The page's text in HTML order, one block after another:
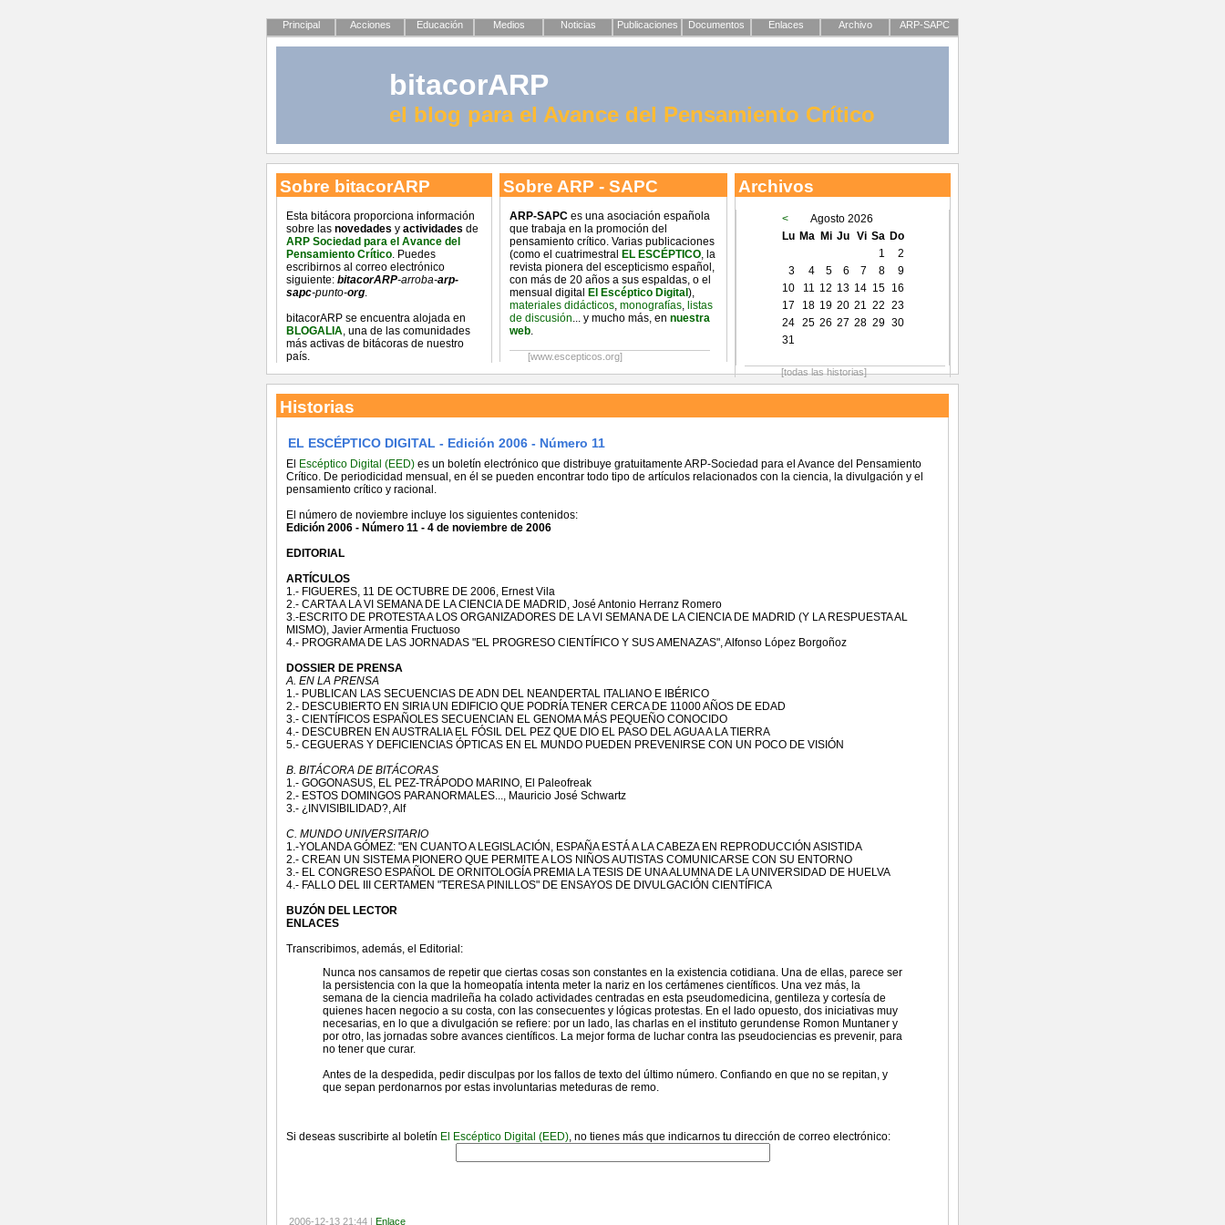
Principal Acciones Educación Medios Noticias Publicaciones Documentos Enlaces Archivo ARP-SAPC
bitacorARP
el blog para el Avance del Pensamiento Crítico
Sobre bitacorARP
Esta bitácora proporciona información
sobre las novedades y actividades de
ARP Sociedad para el Avance del
Pensamiento Crítico. Puedes
escribirnos al correo electrónico
siguiente: bitacorARP-arroba-arp-
sapc-punto-org.
bitacorARP se encuentra alojada en
BLOGALIA, una de las comunidades
más activas de bitácoras de nuestro
país.
Archivos
<
Agosto 2026
Lu Ma Mi Ju Vi Sa Do
1
2
3
4 5 6 7 8
9
10
11 12 13 14 15
16
17
18 19 20 21 22 23
24
25 26 27 28 29 30
31
[todas las historias]
Sobre ARP - SAPC
ARP-SAPC es una asociación española
que trabaja en la promoción del
pensamiento crítico. Varias publicaciones
(como el cuatrimestral EL ESCÉPTICO, la
revista pionera del escepticismo español,
con más de 20 años a sus espaldas, o el
mensual digital El Escéptico Digital ),
materiales didácticos, monografías, listas
de discusión... y mucho más, en nuestra
web.
[www.escepticos.org]
Historias
EL ESCÉPTICO DIGITAL - Edición 2006 - Número 11
El Escéptico Digital (EED) es un boletín electrónico que distribuye gratuitamente ARP-Sociedad para el Avance del Pensamiento
Crítico. De periodicidad mensual, en él se pueden encontrar todo tipo de artículos relacionados con la ciencia, la divulgación y el
pensamiento crítico y racional.
El número de noviembre incluye los siguientes contenidos:
Edición 2006 - Número 11 - 4 de noviembre de 2006
EDITORIAL
ARTÍCULOS
1.- FIGUERES, 11 DE OCTUBRE DE 2006, Ernest Vila
2.- CARTA A LA VI SEMANA DE LA CIENCIA DE MADRID, José Antonio Herranz Romero
3.-ESCRITO DE PROTESTA A LOS ORGANIZADORES DE LA VI SEMANA DE LA CIENCIA DE MADRID (Y LA RESPUESTA AL
MISMO), Javier Armentia Fructuoso
4.- PROGRAMA DE LAS JORNADAS "EL PROGRESO CIENTÍFICO Y SUS AMENAZAS", Alfonso López Borgoñoz
DOSSIER DE PRENSA
A. EN LA PRENSA
1.- PUBLICAN LAS SECUENCIAS DE ADN DEL NEANDERTAL ITALIANO E IBÉRICO
2.- DESCUBIERTO EN SIRIA UN EDIFICIO QUE PODRÍA TENER CERCA DE 11000 AÑOS DE EDAD
3.- CIENTÍFICOS ESPAÑOLES SECUENCIAN EL GENOMA MÁS PEQUEÑO CONOCIDO
4.- DESCUBREN EN AUSTRALIA EL FÓSIL DEL PEZ QUE DIO EL PASO DEL AGUA A LA TIERRA
5.- CEGUERAS Y DEFICIENCIAS ÓPTICAS EN EL MUNDO PUEDEN PREVENIRSE CON UN POCO DE VISIÓN
B. BITÁCORA DE BITÁCORAS
1.- GOGONASUS, EL PEZ-TRÁPODO MARINO, El Paleofreak
2.- ESTOS DOMINGOS PARANORMALES..., Mauricio José Schwartz
3.- ¿INVISIBILIDAD?, Alf
C. MUNDO UNIVERSITARIO
1.-YOLANDA GÓMEZ: "EN CUANTO A LEGISLACIÓN, ESPAÑA ESTÁ A LA CABEZA EN REPRODUCCIÓN ASISTIDA
2.- CREAN UN SISTEMA PIONERO QUE PERMITE A LOS NIÑOS AUTISTAS COMUNICARSE CON SU ENTORNO
3.- EL CONGRESO ESPAÑOL DE ORNITOLOGÍA PREMIA LA TESIS DE UNA ALUMNA DE LA UNIVERSIDAD DE HUELVA
4.- FALLO DEL III CERTAMEN "TERESA PINILLOS" DE ENSAYOS DE DIVULGACIÓN CIENTÍFICA
BUZÓN DEL LECTOR
ENLACES
Transcribimos, además, el Editorial:
Nunca nos cansamos de repetir que ciertas cosas son constantes en la existencia cotidiana. Una de ellas, parece ser
la persistencia con la que la homeopatía intenta meter la nariz en los certámenes científicos. Una vez más, la
semana de la ciencia madrileña ha colado actividades centradas en esta pseudomedicina, gentileza y cortesía de
quienes hacen negocio a su costa, con las consecuentes y lógicas protestas. En el lado opuesto, dos iniciativas muy
necesarias, en lo que a divulgación se refiere: por un lado, las charlas en el instituto gerundense Romon Muntaner y
por otro, las jornadas sobre avances científicos. La mejor forma de luchar contra las pseudociencias es prevenir, para
no tener que curar.
Antes de la despedida, pedir disculpas por los fallos de texto del último número. Confiando en que no se repitan, y
que sepan perdonarnos por estas involuntarias meteduras de remo.
Si deseas suscribirte al boletín El Escéptico Digital (EED), no tienes más que indicarnos tu dirección de correo electrónico:
2006-12-13 21:44 | Enlace